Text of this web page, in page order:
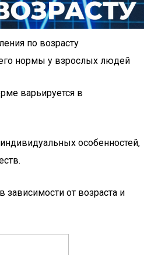
по возрасту
нормы у взрослых людей
варьируется в
особенностей,
зависимости от возраста и